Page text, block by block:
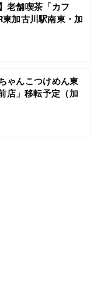
老舗喫茶「カフ
加古川駅南東・加
ゃんこつけめん東
店」移転予定（加